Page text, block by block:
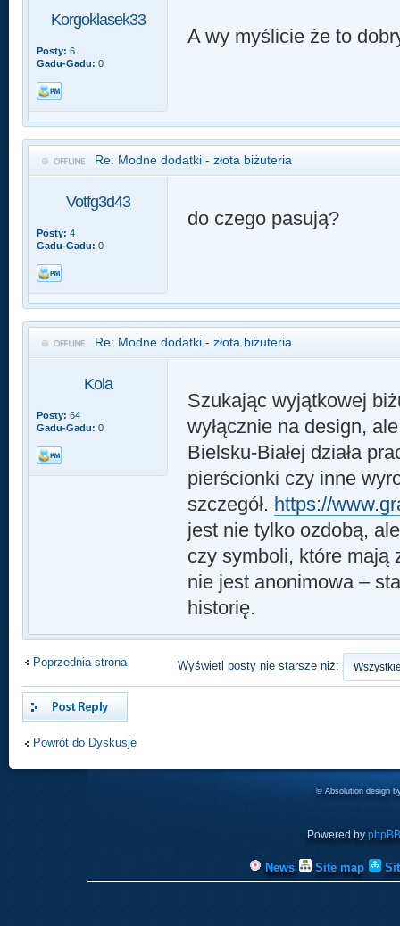
Korgoklasek33
Posty: 6
Gadu-Gadu: 0
A wy myślicie że to
Re: Modne dodatki - złota biżuteria
Votfg3d43
Posty: 4
Gadu-Gadu: 0
do czego pasują?
Re: Modne dodatki - złota biżuteria
Kola
Posty: 64
Gadu-Gadu: 0
Szukając wyjątkowej
wyłącznie na design,
Bielsku-Białej działa
pierścionki czy inne
szczegół. https://
jest nie tylko ozdobą,
czy symboli, które mają
nie jest anonimowa –
historię.
Poprzednia strona Wyświetl posty nie starsze niż:
Odpowiedz
Powrót do Dyskusje
© Absolution design
Powered by phpBB
News Site map